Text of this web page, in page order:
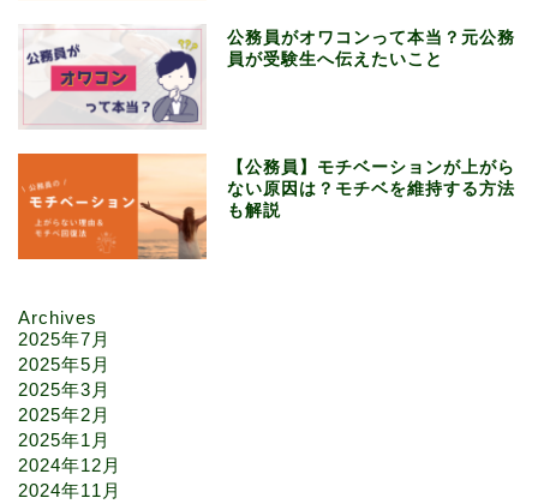
公務員がオワコンって本当？元公務
員が受験生へ伝えたいこと
【公務員】モチベーションが上がら
ない原因は？モチベを維持する方法
も解説
Archives
2025年7月
2025年5月
2025年3月
2025年2月
2025年1月
2024年12月
2024年11月